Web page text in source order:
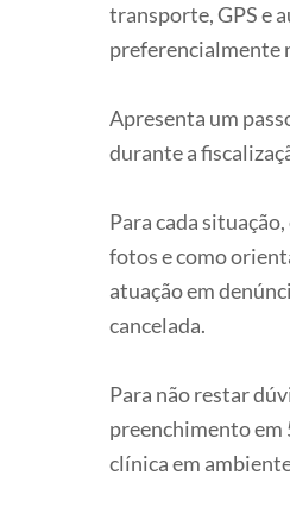
transporte, GPS e
preferencialmente
Apresenta um
durante a
Para cada
fotos e como
atuação em
cancelada.
Para não restar
preenchimento em
clínica em